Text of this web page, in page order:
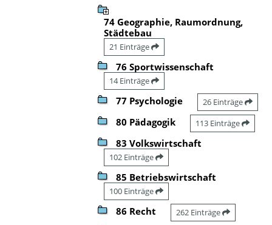
74 Geographie, Raumordnung,
Städtebau
21 Einträge
76 Sportwissenschaft
14 Einträge
77 Psychologie 26 Einträge
80 Pädagogik 113 Einträge
83 Volkswirtschaft
102 Einträge
85 Betriebswirtschaft
100 Einträge
86 Recht 262 Einträge